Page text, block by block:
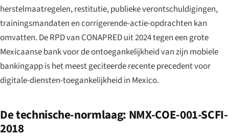
herstelmaatregelen, restitutie, publieke verontschuldigingen,
trainingsmandaten en corrigerende-actie-opdrachten kan
omvatten. De RPD van CONAPRED uit 2024 tegen een grote
Mexicaanse bank voor de ontoegankelijkheid van zijn mobiele
bankingapp is het meest geciteerde recente precedent voor
digitale-diensten-toegankelijkheid in Mexico.
De technische-normlaag: NMX-COE-001-SCFI-
2018